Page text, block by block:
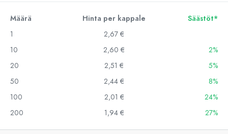
Määrä Hinta per kappale
Säästöt*
1
2,67 €
10
2,60 €
2%
20
2,51 €
5%
50
2,44 €
8%
100
2,01 €
24%
200
1,94 € 27%